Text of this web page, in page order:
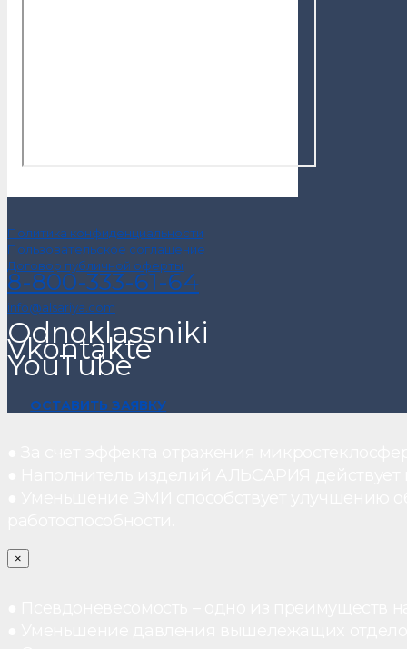
Политика конфиденциальности
Пользовательское соглашение
Договор публичной оферты
8-800-333-61-64
info@alsariya.com
Odnoklassniki
Vkontakte
YouTube
ОСТАВИТЬ ЗАЯВКУ
×